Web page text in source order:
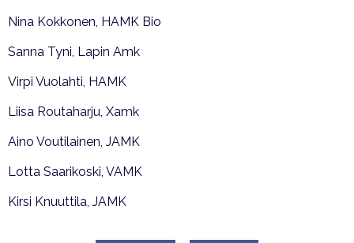
Nina Kokkonen, HAMK Bio
Sanna Tyni, Lapin Amk
Virpi Vuolahti, HAMK
Liisa Routaharju, Xamk
Aino Voutilainen, JAMK
Lotta Saarikoski, VAMK
Kirsi Knuuttila, JAMK